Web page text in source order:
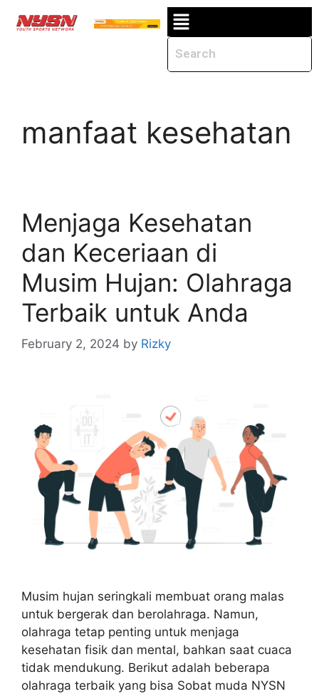
manfaat kesehatan
Menjaga Kesehatan
dan Keceriaan di
Musim Hujan: Olahraga
Terbaik untuk Anda
February 2, 2024 by Rizky
Musim hujan seringkali membuat orang malas
untuk bergerak dan berolahraga. Namun,
olahraga tetap penting untuk menjaga
kesehatan fisik dan mental, bahkan saat cuaca
tidak mendukung. Berikut adalah beberapa
olahraga terbaik yang bisa Sobat muda NYSN